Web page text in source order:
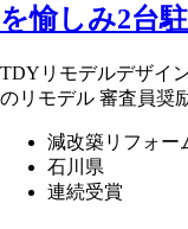
を愉しみ2台
TDYリモデルデザイ
のリモデル 審査員奨
減改築リフォー
石川県
連続受賞